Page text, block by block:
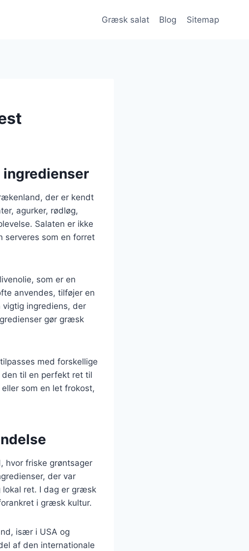
Græsk salat Blog Sitemap
der er kendt
agurker, rødløg,
Salaten er ikke
serveres som en forret
som er en
anvendes, tilføjer en
ingrediens, der
gør græsk
med forskellige
til en perfekt ret til
som en let frokost,
hvor friske grøntsager
der var
ret. I dag er græsk
i græsk kultur.
især i USA og
af den internationale